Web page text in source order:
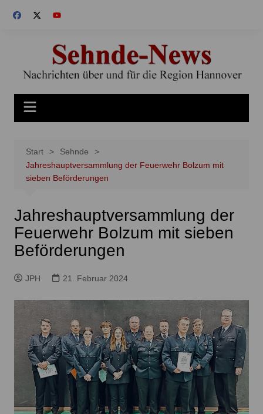
Inhalt
Start
Sehnde
Jahreshauptversammlung der Feuerwehr Bolzum mit
sieben Beförderungen
Jahreshauptversammlung der
Feuerwehr Bolzum mit sieben
Beförderungen
JPH 21. Februar 2024